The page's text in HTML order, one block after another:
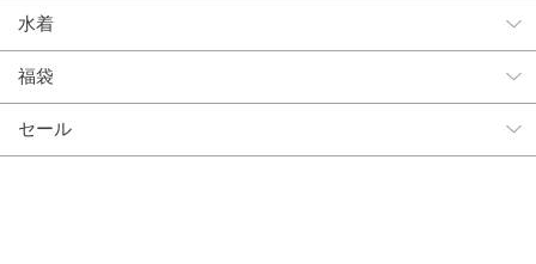
水着
福袋
セール